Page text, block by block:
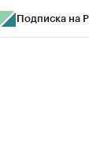
Подписка на